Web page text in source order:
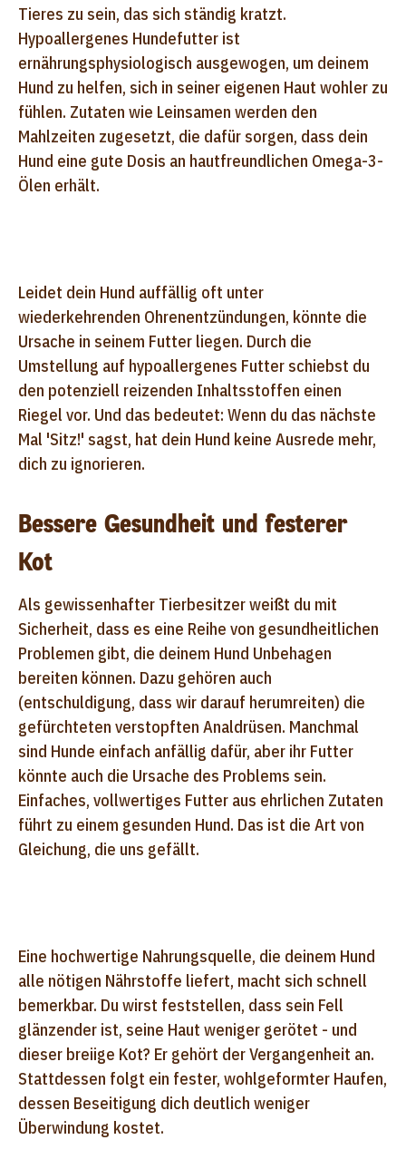
Tieres zu sein, das sich ständig kratzt.
Hypoallergenes Hundefutter ist
ernährungsphysiologisch ausgewogen, um deinem
Hund zu helfen, sich in seiner eigenen Haut wohler zu
fühlen. Zutaten wie Leinsamen werden den
Mahlzeiten zugesetzt, die dafür sorgen, dass dein
Hund eine gute Dosis an hautfreundlichen Omega-3-
Ölen erhält.
Leidet dein Hund auffällig oft unter
wiederkehrenden Ohrenentzündungen, könnte die
Ursache in seinem Futter liegen. Durch die
Umstellung auf hypoallergenes Futter schiebst du
den potenziell reizenden Inhaltsstoffen einen
Riegel vor. Und das bedeutet: Wenn du das nächste
Mal 'Sitz!' sagst, hat dein Hund keine Ausrede mehr,
dich zu ignorieren.
Bessere Gesundheit und festerer
Kot
Als gewissenhafter Tierbesitzer weißt du mit
Sicherheit, dass es eine Reihe von gesundheitlichen
Problemen gibt, die deinem Hund Unbehagen
bereiten können. Dazu gehören auch
(entschuldigung, dass wir darauf herumreiten) die
gefürchteten verstopften Analdrüsen. Manchmal
sind Hunde einfach anfällig dafür, aber ihr Futter
könnte auch die Ursache des Problems sein.
Einfaches, vollwertiges Futter aus ehrlichen Zutaten
führt zu einem gesunden Hund. Das ist die Art von
Gleichung, die uns gefällt.
Eine hochwertige Nahrungsquelle, die deinem Hund
alle nötigen Nährstoffe liefert, macht sich schnell
bemerkbar. Du wirst feststellen, dass sein Fell
glänzender ist, seine Haut weniger gerötet - und
dieser breiige Kot? Er gehört der Vergangenheit an.
Stattdessen folgt ein fester, wohlgeformter Haufen,
dessen Beseitigung dich deutlich weniger
Überwindung kostet.